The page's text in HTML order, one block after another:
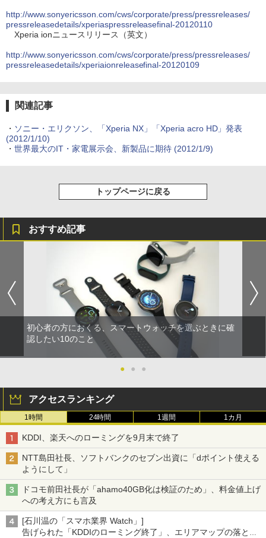
http://www.sonyericsson.com/cws/corporate/press/pressreleases/
pressreleasedetails/xperiaspressreleasefinal-20120110
Xperia ionニュースリリース（英文）
http://www.sonyericsson.com/cws/corporate/press/pressreleases/
pressreleasedetails/xperiaionreleasefinal-20120109
関連記事
・ ソニー・エリクソン、「Xperia NX」「Xperia acro HD」発表
(2012/1/10)
・ 世界最大のIT・家電展示会、新製品に期待(2012/1/9)
トップページに戻る
おすすめ記事
初心者の方におくる、スマートウォッチを選ぶときに確
認したい10のこと
● ● ●
アクセスランキング
1時間 24時間 1週間 1カ月
KDDI、楽天へのローミングを9月末で終了
NTT島田社長、ソフトバンクのセブン出資に「dポイント使える
ようにして」
ドコモ前田社長が「ahamo40GB化は検証のため」、料金値上げ
への考え方にも言及
[石川温の「スマホ業界 Watch」]
告げられた「KDDIのローミング終了」、エリアマップの落とし